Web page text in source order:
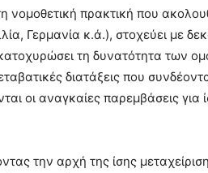
νομοθετική πρακτική που
Γερμανία κ.ά.), στοχεύει με
τη δυνατότητα των
διατάξεις που
οι αναγκαίες παρεμβάσεις
την αρχή της ίσης